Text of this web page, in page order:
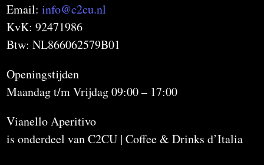
Email:info@c2cu.nl
KvK: 92471986
Btw: NL866062579B01
Openingstijden
Maandag t/m Vrijdag 09:00 – 17:00
Vianello Aperitivo
is onderdeel van C2CU | Coffee & Drinks d’Italia